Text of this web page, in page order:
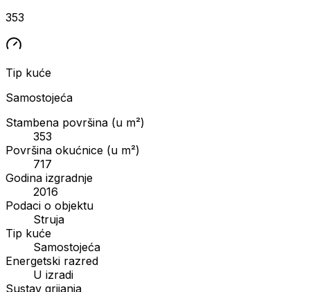
353
Tip kuće
Samostojeća
Stambena površina (u m²)
353
Površina okućnice (u m²)
717
Godina izgradnje
2016
Podaci o objektu
Struja
Tip kuće
Samostojeća
Energetski razred
U izradi
Sustav grijanja